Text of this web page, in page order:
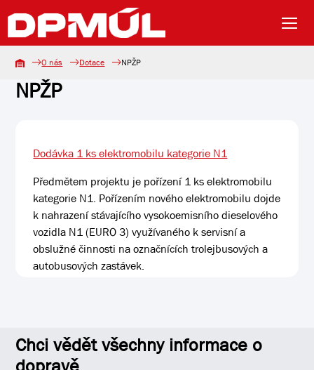
O nás Dotace NPŽP
NPŽP
Dodávka 1 ks elektromobilu kategorie N1
Předmětem projektu je pořízení 1 ks elektromobilu
kategorie N1. Pořízením nového elektromobilu dojde
k nahrazení stávajícího vysokoemisního dieselového
vozidla N1 (EURO 3) využívaného k servisní a
obslužné činnosti na označnících trolejbusových a
autobusových zastávek.
Chci vědět všechny informace o